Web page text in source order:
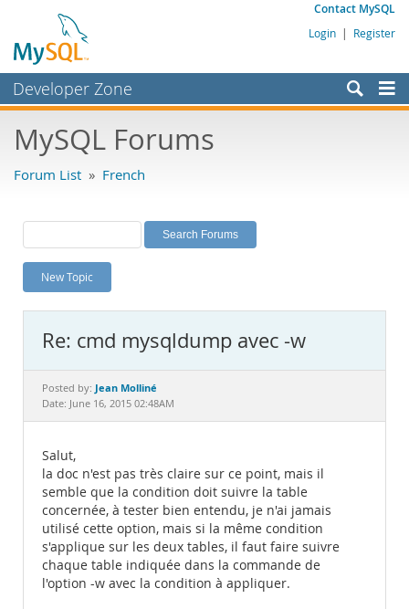
Contact MySQL
Login | Register
Developer Zone
Bugs
Labs
Planet MySQL
News and Events
MySQL.com
Downloads
Documentation
MySQL Forums
Forum List » French
New Topic
Re: cmd mysqldump avec -w
Posted by: Jean Molliné
Date: June 16, 2015 02:48AM
Salut,
la doc n'est pas très claire sur ce point, mais il
semble que la condition doit suivre la table
concernée, à tester bien entendu, je n'ai jamais
utilisé cette option, mais si la même condition
s'applique sur les deux tables, il faut faire suivre
chaque table indiquée dans la commande de
l'option -w avec la condition à appliquer.